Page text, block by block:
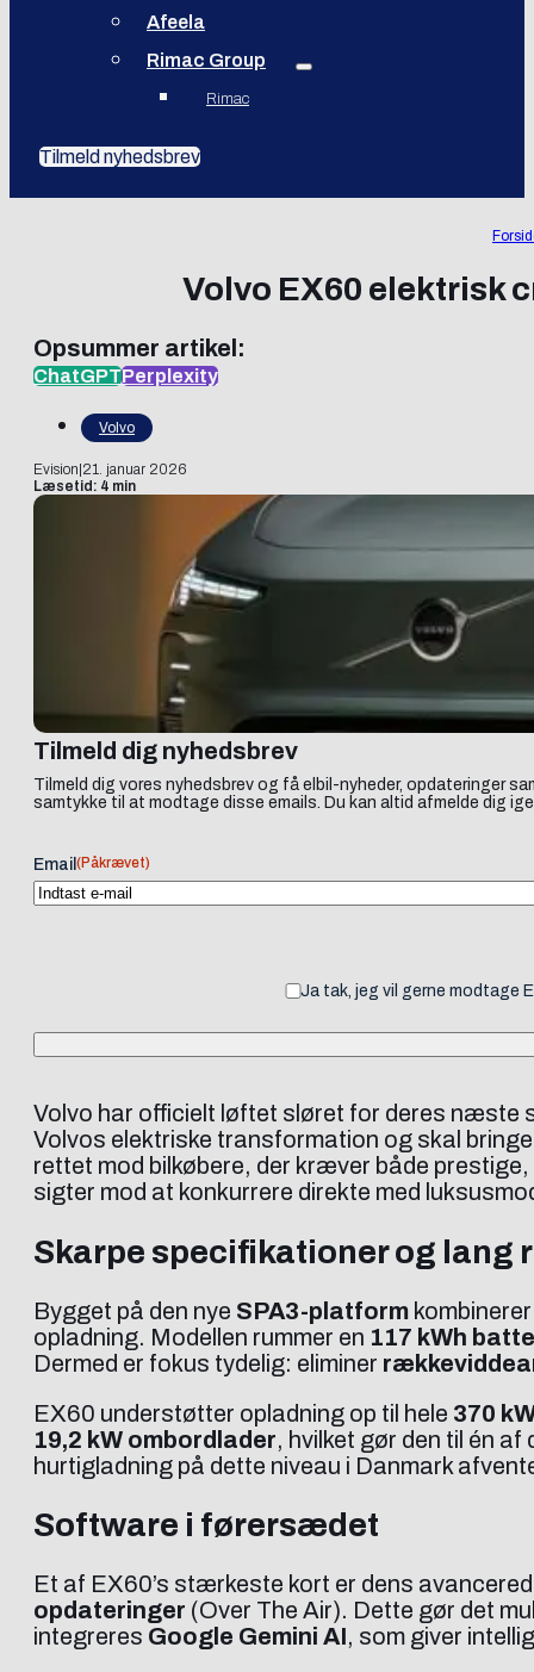
Afeela
Rimac Group
Rimac
Tilmeld nyhedsbrev
Volvo EX60 elektrisk
Opsummer artikel:
ChatGPTPerplexity
Volvo
Evision 21. januar 2026
Læsetid: 4 min
Tilmeld dig nyhedsbrev
Tilmeld dig vores nyhedsbrev og få elbil-nyheder, opdateringer
samtykke til at modtage disse emails. Du kan altid afmelde dig
Email (Påkrævet)
Ja tak, jeg vil gerne modtage
Volvo har officielt løftet sløret for deres næste
Volvos elektriske transformation og skal
rettet mod bilkøbere, der kræver både
sigter mod at konkurrere direkte med
Skarpe specifikationer og lang
Bygget på den nye SPA3-platform
opladning. Modellen rummer en 117 kWh
Dermed er fokus tydelig: eliminer
EX60 understøtter opladning op til hele 370
19,2 kW ombordlader, hvilket gør den til én
hurtigladning på dette niveau i Danmark
Software i førersædet
Et af EX60’s stærkeste kort er dens
opdateringer (Over The Air). Dette gør det
integreres Google Gemini AI, som giver